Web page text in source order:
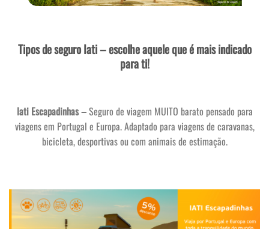
Tipos de seguro Iati – escolhe aquele que é mais indicado
para ti!
Iati Escapadinhas –Seguro de viagem MUITO barato pensado para
viagens em Portugal e Europa. Adaptado para viagens de caravanas,
bicicleta, desportivas ou com animais de estimação.